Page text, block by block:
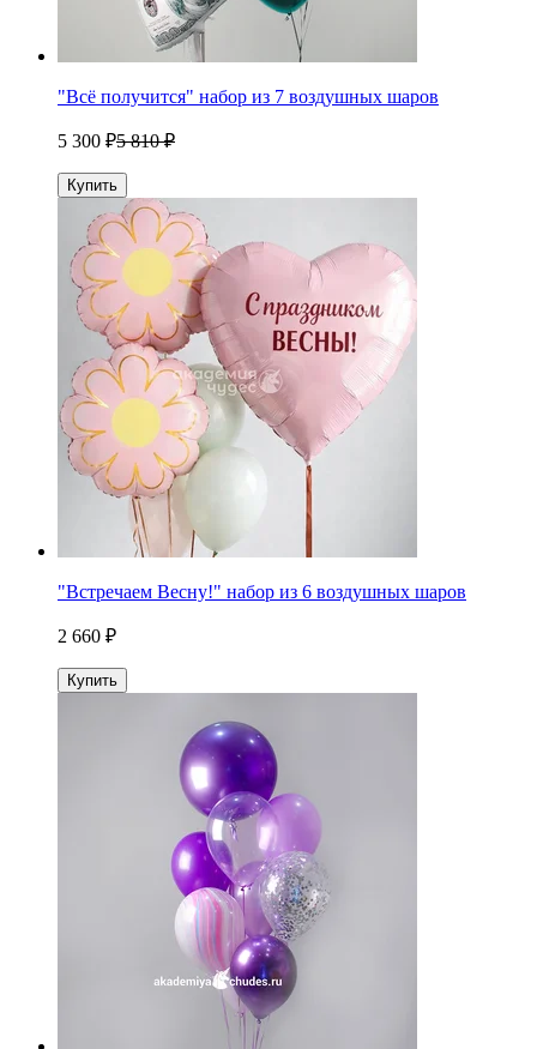
"Всё получится" набор из 7 воздушных шаров
5 300 ₽5 810 ₽
Купить
"Встречаем Весну!" набор из 6 воздушных шаров
2 660 ₽
Купить